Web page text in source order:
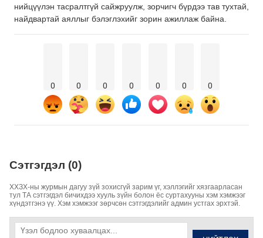
нийцүүлэн тасралтгүй сайжруулж, зорчигч бүрдээ тав тухтай,
найдвартай аяллыг бэлэглэхийг зорин ажиллаж байна.
0 0 0 0 0 0 0
Сэтгэгдэл (0)
ХХЗХ-ны журмын дагуу зүй зохисгүй зарим үг, хэллэгийг хязгаарласан
тул ТА сэтгэгдэл бичихдээ хууль зүйн болон ёс суртахууны хэм хэмжээг
хүндэтгэнэ үү. Хэм хэмжээг зөрчсөн сэтгэгдэлийг админ устгах эрхтэй.